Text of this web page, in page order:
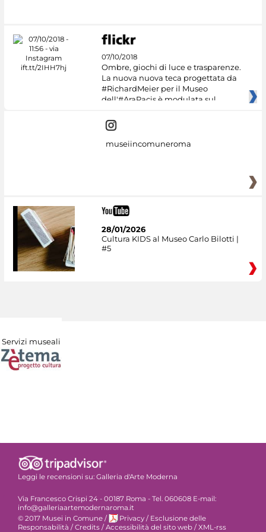
07/10/2018
Ombre, giochi di luce e trasparenze.
La nuova nuova teca progettata da
#RichardMeier per il Museo
dell'#AraPacis è modulata sul
museiincomuneroma
28/01/2026
Cultura KIDS al Museo Carlo Bilotti |
#5
Servizi museali
Leggi le recensioni su: Galleria d'Arte Moderna
Via Francesco Crispi 24 - 00187 Roma - Tel. 060608 E-mail:
info@galleriaartemodernaroma.it
© 2017 Musei in Comune / Privacy / Esclusione delle
Responsabilità / Credits / Accessibilità del sito web / XML-rss